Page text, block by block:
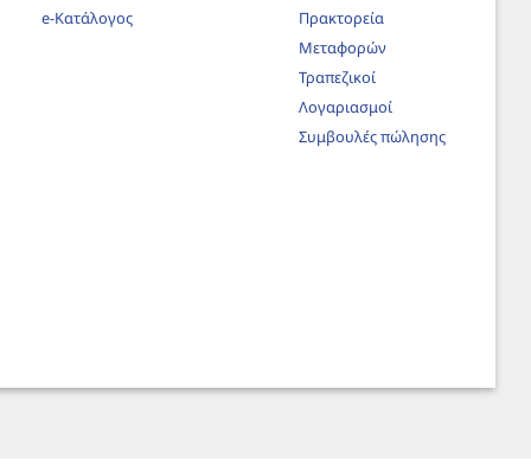
e-Κατάλογος
Πρακτορεία
Μεταφορών
Τραπεζικοί
Λογαριασμοί
Συμβουλές πώλησης